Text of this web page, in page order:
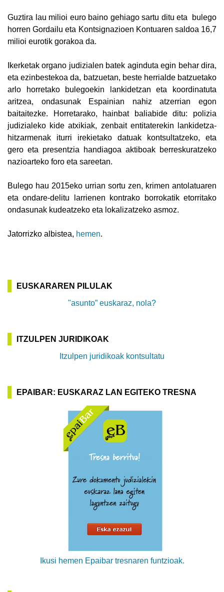
Guztira lau milioi euro baino gehiago sartu ditu eta bulego
horren Gordailu eta Kontsignazioen Kontuaren saldoa 16,7
milioi eurotik gorakoa da.
Ikerketak organo judizialen batek aginduta egin behar dira,
eta ezinbestekoa da, batzuetan, beste herrialde batzuetako
arlo horretako bulegoekin lankidetzan eta koordinatuta
aritzea, ondasunak Espainian nahiz atzerrian egon
baitaitezke. Horretarako, hainbat baliabide ditu: polizia
judizialeko kide atxikiak, zenbait entitaterekin lankidetza-
hitzarmenak iturri irekietako datuak kontsultatzeko, eta
gero eta presentzia handiagoa aktiboak berreskuratzeko
nazioarteko foro eta sareetan.
Bulego hau 2015eko urrian sortu zen, krimen antolatuaren
eta ondare-delitu larrienen kontrako borrokatik etorritako
ondasunak kudeatzeko eta lokalizatzeko asmoz.
Jatorrizko albistea, hemen.
EUSKARAREN PILULAK
"asunto” euskaraz, nola?
ITZULPEN JURIDIKOAK
Itzulpen juridikoak kontsultatu
EPAIBAR: EUSKARAZ LAN EGITEKO TRESNA
Ikusi hemen Epaibar tresnaren funtzioak.